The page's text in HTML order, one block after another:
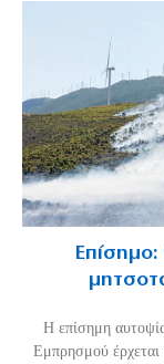
Η επίσημη
Εμπρησμού έρχεται